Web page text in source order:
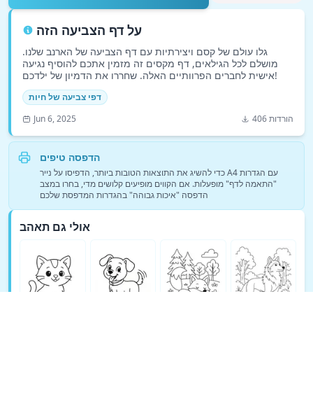
על דף הצביעה הזה
גלו עולם של קסם ויצירתיות עם דף הצביעה של הארנב שלנו.
מושלם לכל הגילאים, דף מקסים זה מזמין אתכם להוסיף נגיעה
אישית לחברים הפרוותיים האלה. שחררו את הדמיון של ילדכם!
דפי צביעה של חיות
Jun 6, 2025
406 הורדות
הדפסה טיפים
כדי להשיג את התוצאות הטובות ביותר, הדפיסו על נייר A4 עם הגדרות
"התאמה לדף" מופעלות. אם הקווים מופיעים קלושים מדי, בחרו במצב
הדפסה "איכות גבוהה" בהגדרות המדפסת שלכם
אולי גם תאהב